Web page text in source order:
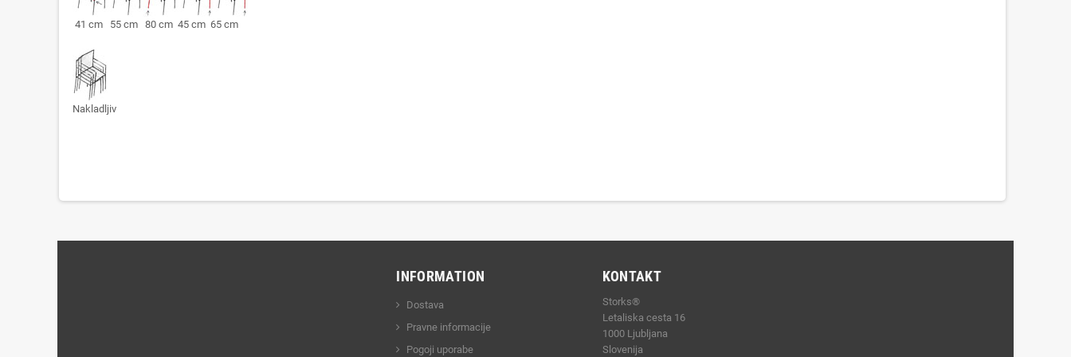
41 cm 55 cm 80 cm 45 cm 65 cm
Nakladljiv
INFORMATION
Dostava
Pravne informacije
Pogoji uporabe
KONTAKT
Storks®
Letaliska cesta 16
1000 Ljubljana
Slovenija